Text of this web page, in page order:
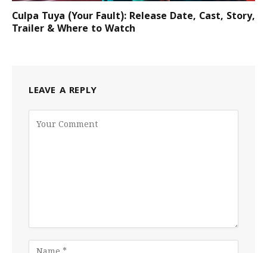
Culpa Tuya (Your Fault): Release Date, Cast, Story,
Trailer & Where to Watch
LEAVE A REPLY